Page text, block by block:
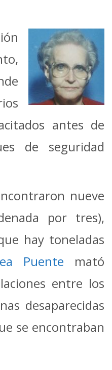
antes de
de seguridad
nueve
por tres),
hay toneladas
Puente mató
entre los
desaparecidas
se encontraban